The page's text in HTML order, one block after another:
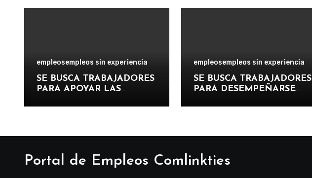
empleosempleos sin experiencia
SE BUSCA TRABAJADORES
PARA APOYAR LAS
DISTRIBUCIÓN Y
LOGÍSTICA
empleosempleos sin experiencia
SE BUSCA TRABAJADORES
PARA DESEMPEÑARSE
PISCINA EN
TURÍSTICAS.
Portal de Empleos Comlinkties